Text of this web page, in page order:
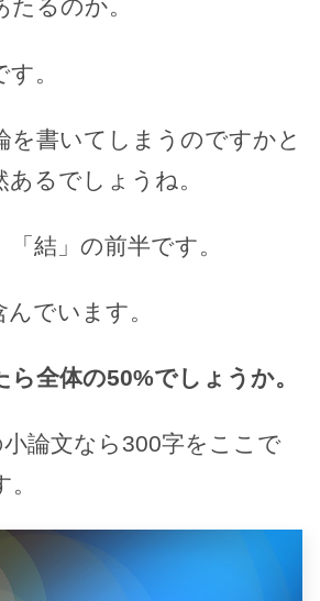
るのか。
。
を書いてしまうのですかと
るでしょうね。
結」の前半です。
でいます。
全体の50%でしょうか。
論文なら300字をここで